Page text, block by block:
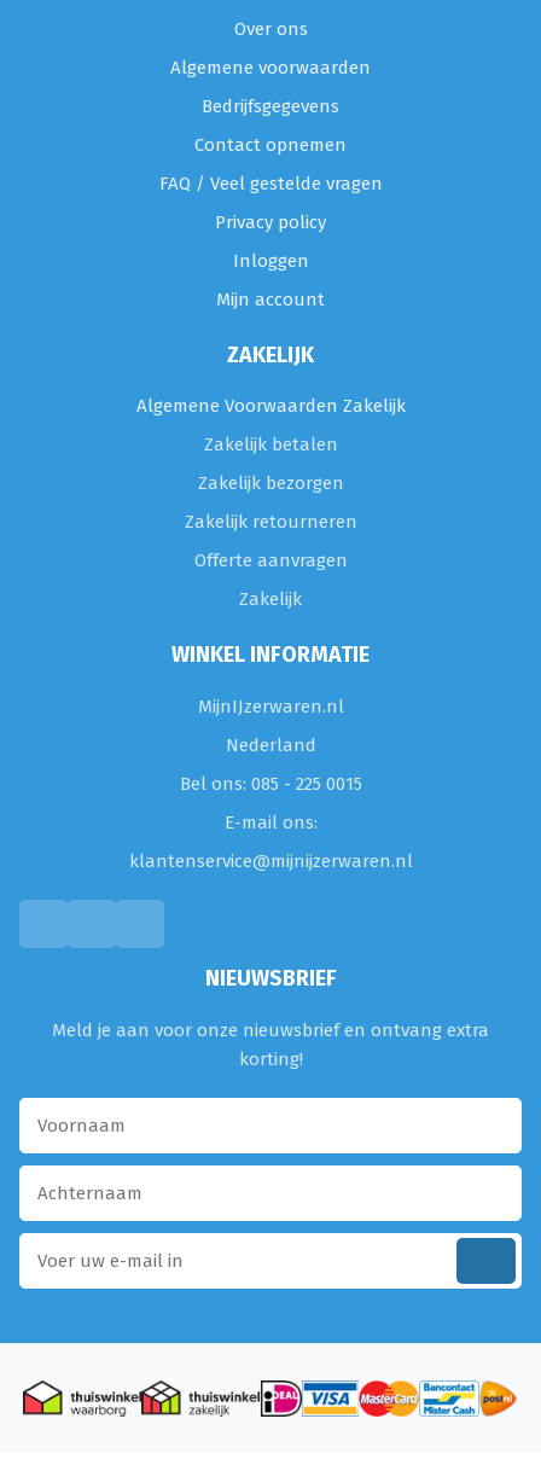
Over ons
Algemene voorwaarden
Bedrijfsgegevens
Contact opnemen
FAQ / Veel gestelde vragen
Privacy policy
Inloggen
Mijn account
ZAKELIJK
Algemene Voorwaarden Zakelijk
Zakelijk betalen
Zakelijk bezorgen
Zakelijk retourneren
Offerte aanvragen
Zakelijk
WINKEL INFORMATIE
MijnIJzerwaren.nl
Nederland
Bel ons: 085 - 225 0015
E-mail ons:
klantenservice@mijnijzerwaren.nl
NIEUWSBRIEF
Meld je aan voor onze nieuwsbrief en ontvang extra
korting!